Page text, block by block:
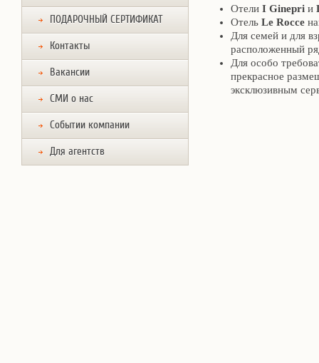
ПОДАРОЧНЫЙ СЕРТИФИКАТ
Контакты
Вакансии
СМИ о нас
Событии компании
Для агентств
Отели I Ginepri и
Отель Le Rocce
Для семей и для
расположенный
Для особо
прекрасное
эксклюзивным